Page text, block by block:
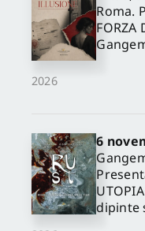
2026
Roma.
FORZA
6
dipinte